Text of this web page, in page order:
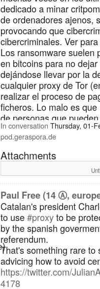
dedicado a minar
de ordenadores ajenos,
provocando que
cibercriminales. Ver
Los ransomware suelen
en bitcoins para no
dejándose llevar por la
cualquier proxy de Tor
realizar el proceso de
ficheros. Lo malo es
de personas que
the-middle para ver y
usuario y servidor.
https://
-proxy-tor-robar-
#Ñ#seguridad
In conversation Thursday, 01-
pod.geraspora.de
Attachments
Paul Free (14 Ⓐ,
Catalan's president
to use#proxyto be
by the spanish
referendum.
That's something rare
advicing how to avoid
https://twitter.com/
4178